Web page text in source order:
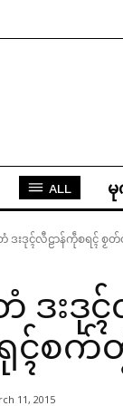
ALL
ဒးဒုၚ်လီဠာန်ကဵုစရၚ် စၟ
ဒး
ၚ်စက်
11, 2015